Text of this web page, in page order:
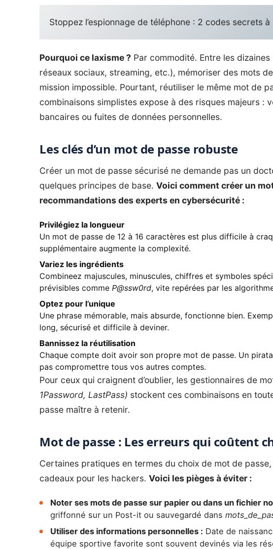
Stoppez l’espionnage de téléphone : 2 codes secrets
Pourquoi ce laxisme ? Par commodité. Entre les
réseaux sociaux, streaming, etc.), mémoriser des mots
mission impossible. Pourtant, réutiliser le même mot de
combinaisons simplistes expose à des risques majeurs :
bancaires ou fuites de données personnelles.
Les clés d’un mot de passe robuste
Créer un mot de passe sécurisé ne demande pas un
quelques principes de base. Voici comment créer un
recommandations des experts en cybersécurité :
Privilégiez la longueur
Un mot de passe de 12 à 16 caractères est plus difficile à
supplémentaire augmente la complexité.
Variez les ingrédients
Combineez majuscules, minuscules, chiffres et symboles
prévisibles comme P@ssw0rd, vite repérées par les
Optez pour l’unique
Une phrase mémorable, mais absurde, fonctionne bien.
long, sécurisé et difficile à deviner.
Bannissez la réutilisation
Chaque compte doit avoir son propre mot de passe. Un
pas compromettre tous vos autres comptes.
Pour ceux qui craignent d’oublier, les gestionnaires de
1Password, LastPass) stockent ces combinaisons en
passe maître à retenir.
Mot de passe : Les erreurs qui coûtent
Certaines pratiques en termes du choix de mot de
cadeaux pour les hackers. Voici les pièges à éviter :
Noter ses mots de passe sur papier ou dans un fichier
griffonné sur un Post-it ou sauvegardé dans
Utiliser des informations personnelles : Date de
équipe sportive favorite sont souvent devinés via les